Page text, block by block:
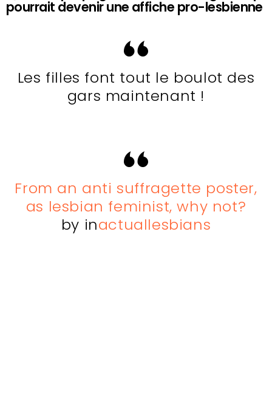
pourrait devenir une affiche pro-lesbienne
Les filles font tout le boulot des
gars maintenant !
From an anti suffragette poster,
as lesbian feminist, why not?
by inactuallesbians